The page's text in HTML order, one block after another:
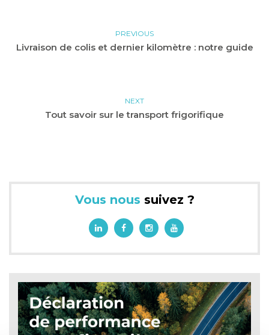
PREVIOUS
Livraison de colis et dernier kilomètre : notre guide
NEXT
Tout savoir sur le transport frigorifique
Vous nous suivez ?